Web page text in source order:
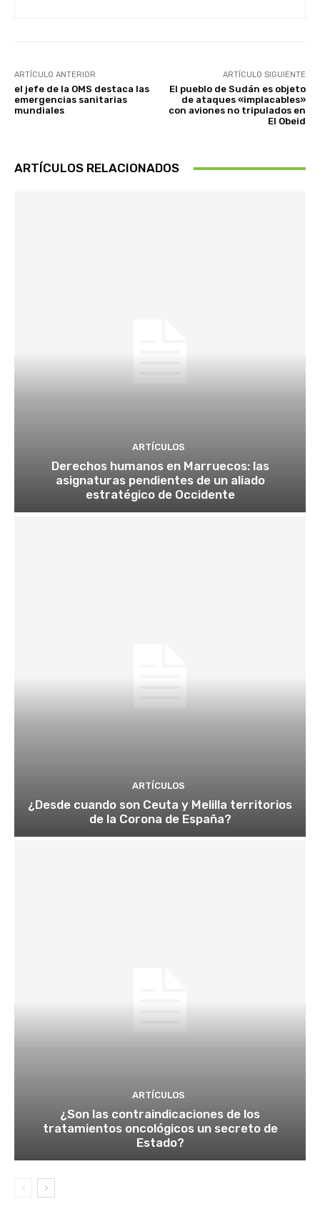
ARTÍCULO ANTERIOR
el jefe de la OMS destaca las
emergencias sanitarias
mundiales
ARTÍCULO SIGUIENTE
El pueblo de Sudán es objeto
de ataques «implacables»
con aviones no tripulados en
El Obeid
ARTÍCULOS RELACIONADOS
ARTÍCULOS
Derechos humanos en Marruecos: las
asignaturas pendientes de un aliado
estratégico de Occidente
ARTÍCULOS
¿Desde cuando son Ceuta y Melilla territorios
de la Corona de España?
ARTÍCULOS
¿Son las contraindicaciones de los
tratamientos oncológicos un secreto de
Estado?